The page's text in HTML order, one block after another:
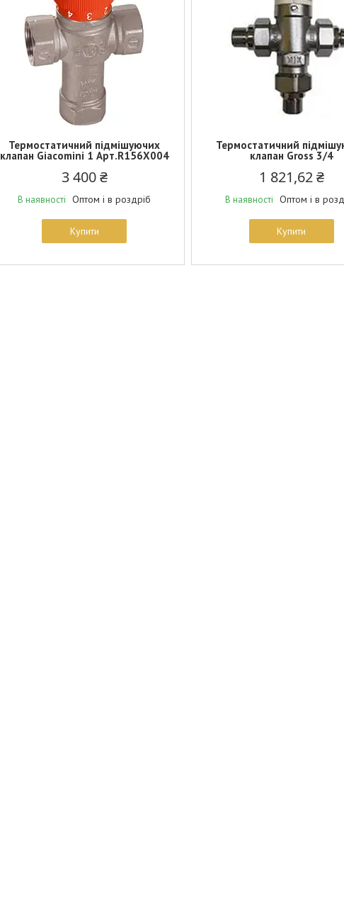
Термостатичний підмішуючих
клапан Giacomini 1 Арт.R156X004
3 400 ₴
В наявності Оптом і в роздріб
Купити
Термостатичний
клапан Gross 3/4
1 821,62 ₴
В наявності Оптом і в
Купити